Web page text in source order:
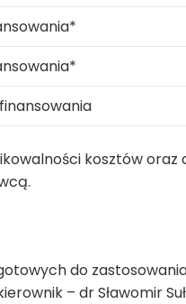
kosztów
do
– dr Sławomir